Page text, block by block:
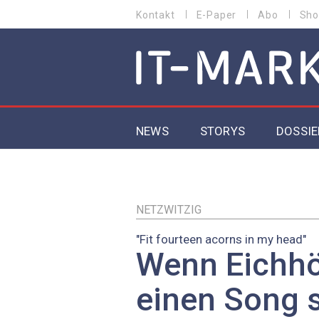
zum
MENU
Kontakt E-Paper Abo
MAIN NAVIGATION
NEWS STORYS
EU-
NETZWITZIG
"Fit fourteen acorns in my head"
Wenn
einen Song